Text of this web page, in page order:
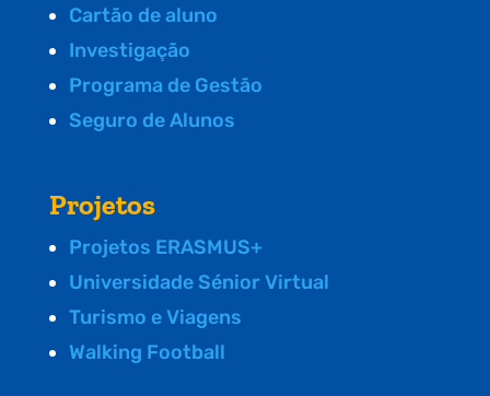
Cartão de aluno
Investigação
Programa de Gestão
Seguro de Alunos
Projetos
Projetos ERASMUS+
Universidade Sénior Virtual
Turismo e Viagens
Walking Football